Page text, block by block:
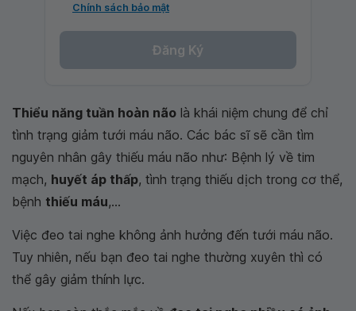
Chính sách bảo mật
Đăng Ký
Thiểu năng tuần hoàn não là khái niệm chung để chỉ
tình trạng giảm tưới máu não. Các bác sĩ sẽ cần tìm
nguyên nhân gây thiếu máu não như: Bệnh lý về tim
mạch, huyết áp thấp, tình trạng thiếu dịch trong cơ thể,
bệnh thiếu máu,...
Việc đeo tai nghe không ảnh hưởng đến tưới máu não.
Tuy nhiên, nếu bạn đeo tai nghe thường xuyên thì có
thể gây giảm thính lực.